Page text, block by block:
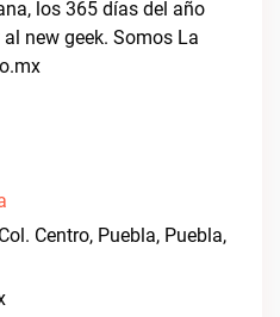
los 365 días del año
new geek. Somos La
Centro, Puebla, Puebla,